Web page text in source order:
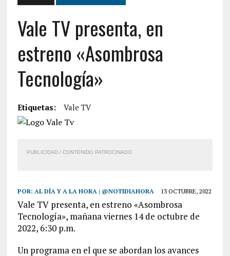
Vale TV presenta, en
estreno «Asombrosa
Tecnología»
Etiquetas: Vale TV
PUBLICIDAD / CONTENIDO PATROCINADO
POR: AL DÍA Y A LA HORA | @NOTIDIAHORA 13 OCTUBRE, 2022
Vale TV presenta, en estreno «Asombrosa
Tecnología», mañana viernes 14 de octubre de
2022, 6:30 p.m.
Un programa en el que se abordan los avances